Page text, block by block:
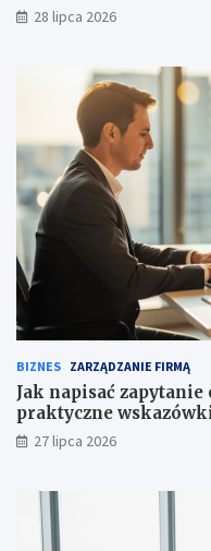
28 lipca 2026
BIZNES ZARZĄDZANIE FIRMĄ
Jak napisać
praktyczne wskazówki
27 lipca 2026